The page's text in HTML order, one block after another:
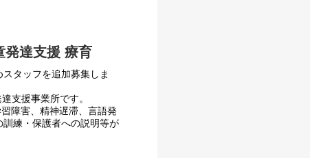
発達支援 療育
タッフを追加募集しま
支援事業所です。
障害、精神遅滞、言語発
練・保護者への説明等が